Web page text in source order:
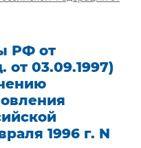
РФ от
от 03.09.1997)
1996 г. N